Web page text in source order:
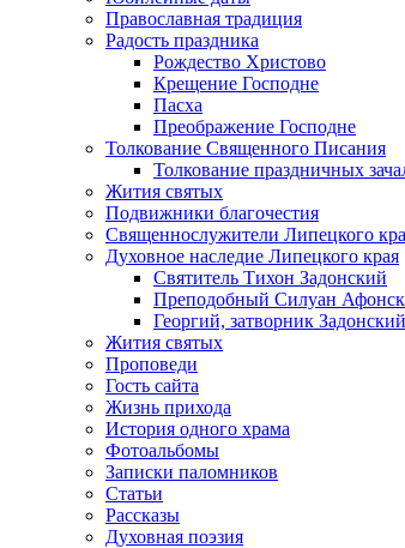
Православная традиция
Радость праздника
Рождество Христово
Крещение Господне
Пасха
Преображение Господне
Толкование Священного Писания
Толкование праздничных
Жития святых
Подвижники благочестия
Священнослужители Липецкого
Духовное наследие Липецкого края
Святитель Тихон Задонский
Преподобный Силуан
Георгий, затворник Задонский
Жития святых
Проповеди
Гость сайта
Жизнь прихода
История одного храма
Фотоальбомы
Записки паломников
Статьи
Рассказы
Духовная поэзия